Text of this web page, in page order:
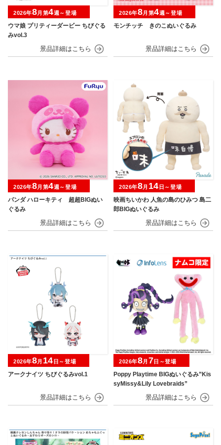
ウマ娘 プリティーダービー ちびぐる
みvol.3
2026年8月第4週～登場
モンチッチ きのこぬいぐるみ
2026年8月第4週～登場
パンダ ハローキティ 超超BIGぬい
ぐるみ
2026年8月第4週～登場
映画ちいかわ 人魚の島のひみつ 島二
郎BIGぬいぐるみ
2026年8月 14 日～登場
アークナイツ ちびぐるみvol.1
2026年8月 14 日～登場
Poppy Playtime BIGぬいぐるみ”Kis
syMissy&Lily Lovebraids”
2026年8月 7日～登場